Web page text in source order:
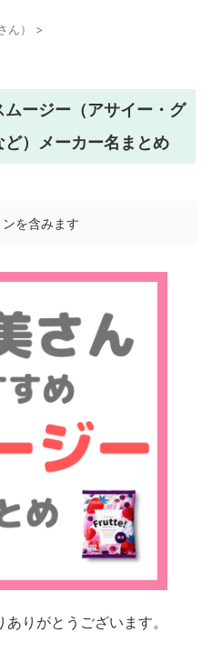
） >
ージー（アサイー・グ
ど）メーカー名まとめ
を含みます
りがとうございます。